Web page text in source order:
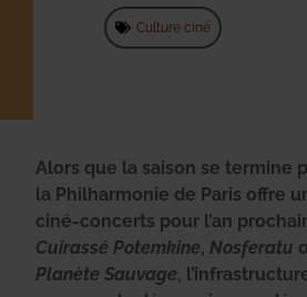
Culture ciné
Alors que la saison se termine
la Philharmonie de Paris offre
ciné-concerts pour l’an
Cuirassé Potemkine, Nosferatu
Planète Sauvage,